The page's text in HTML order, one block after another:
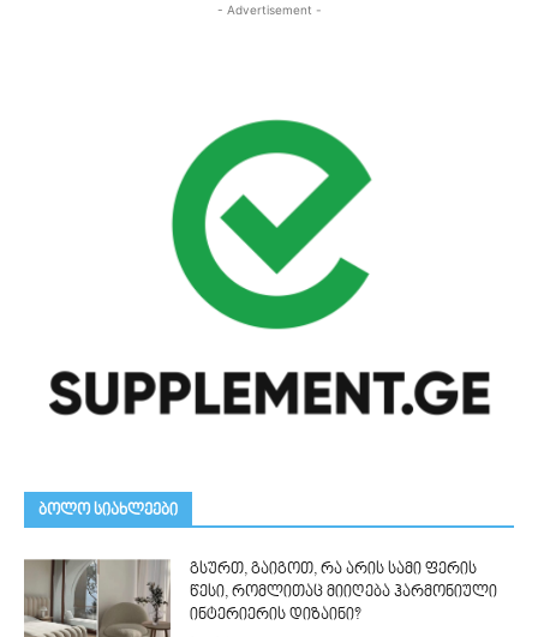
- Advertisement -
ᲑᲝᲚᲝ ᲡᲘᲐᲮᲚᲔᲔᲑᲘ
გსურთ, გაიგოთ, რა არის სამი ფერის
წესი, რომლითაც მიიღება ჰარმონიული
ინტერიერის დიზაინი?